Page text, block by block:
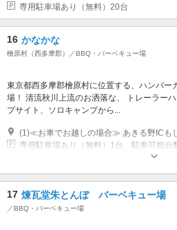
専用駐車場あり（無料）20台
16 かなかな
檜原村（西多摩郡）／BBQ・バーベキュー場
東京都西多摩郡檜原村に位置する、ハンバー
場！ 清流秋川上流のお洒落な、 トレーラー
プサイト、ソロキャンプから...
17 煉瓦堂朱とんぼ バーベキュー場
／BBQ・バーベキュー場